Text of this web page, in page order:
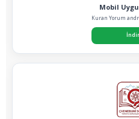
Mobil
Kuran Yorum
İndir